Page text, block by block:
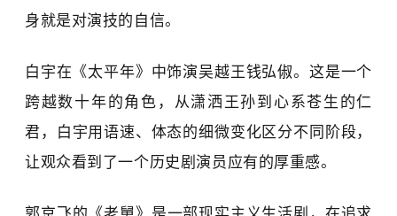
身就是对演技的自信。
白宇在《太平年》中饰演吴越王钱弘俶。这是一个
跨越数十年的角色 ， 从潇洒王孙到心系苍生的仁
君 ，
白宇用语速、体态的细微变化区分不同阶段，
让观众看到了一个历史剧演员应有的厚重感。